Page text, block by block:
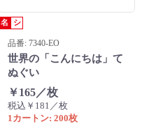
名 シ
品番: 7340-EO
世界の「こんにちは」て
ぬぐい
￥165／枚
税込￥181／枚
1カートン: 200枚